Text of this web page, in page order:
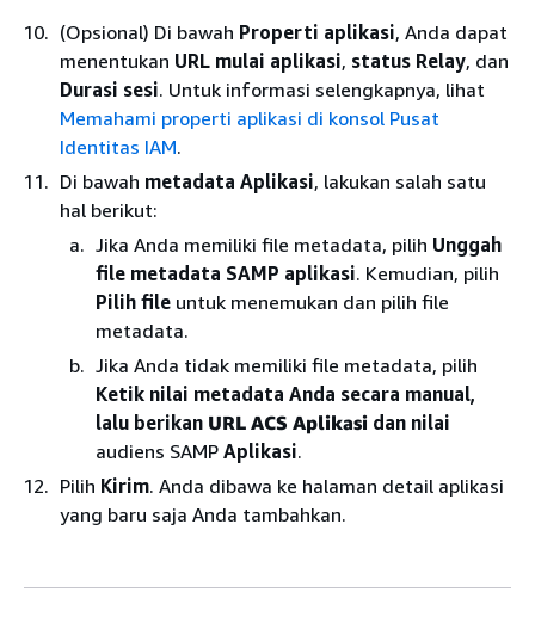
(Opsional) Di bawah Properti aplikasi, Anda dapat
menentukan URL mulai aplikasi, status Relay, dan
Durasi sesi. Untuk informasi selengkapnya, lihat
Memahami properti aplikasi di konsol Pusat
Identitas IAM.
Di bawah metadata Aplikasi, lakukan salah satu
hal berikut:
Jika Anda memiliki file metadata, pilih Unggah
file metadata SAMP aplikasi. Kemudian, pilih
Pilih file untuk menemukan dan pilih file
metadata.
Jika Anda tidak memiliki file metadata, pilih
Ketik nilai metadata Anda secara manual,
lalu berikan URL ACS Aplikasi dan nilai
audiens SAMP Aplikasi.
Pilih Kirim. Anda dibawa ke halaman detail aplikasi
yang baru saja Anda tambahkan.